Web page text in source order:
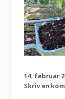
v
h
j
e
m
m
e
l
g
e
t
14. februar
Skriv en